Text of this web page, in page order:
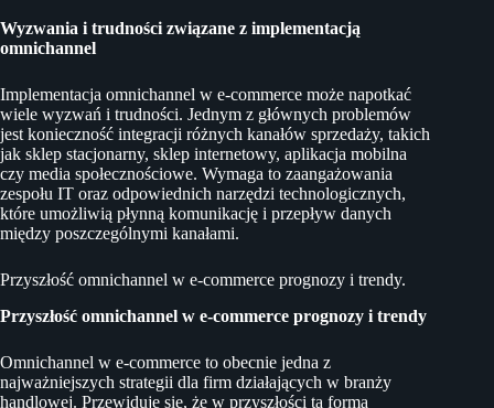
Wyzwania i trudności związane z implementacją
omnichannel
Implementacja omnichannel w e-commerce może napotkać
wiele wyzwań i trudności. Jednym z głównych problemów
jest konieczność integracji różnych kanałów sprzedaży, takich
jak sklep stacjonarny, sklep internetowy, aplikacja mobilna
czy media społecznościowe. Wymaga to zaangażowania
zespołu IT oraz odpowiednich narzędzi technologicznych,
które umożliwią płynną komunikację i przepływ danych
między poszczególnymi kanałami.
Przyszłość omnichannel w e-commerce prognozy i trendy.
Przyszłość omnichannel w e-commerce prognozy i trendy
Omnichannel w e-commerce to obecnie jedna z
najważniejszych strategii dla firm działających w branży
handlowej. Przewiduje się, że w przyszłości ta forma